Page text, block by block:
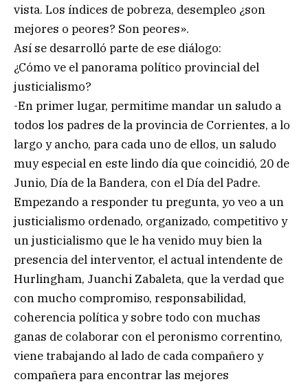
vista. Los índices de pobreza, desempleo ¿son
mejores o peores? Son peores».
Así se desarrolló parte de ese diálogo:
¿Cómo ve el panorama político provincial del
justicialismo?
-En primer lugar, permitime mandar un saludo a
todos los padres de la provincia de Corrientes, a lo
largo y ancho, para cada uno de ellos, un saludo
muy especial en este lindo día que coincidió, 20 de
Junio, Día de la Bandera, con el Día del Padre.
Empezando a responder tu pregunta, yo veo a un
justicialismo ordenado, organizado, competitivo y
un justicialismo que le ha venido muy bien la
presencia del interventor, el actual intendente de
Hurlingham, Juanchi Zabaleta, que la verdad que
con mucho compromiso, responsabilidad,
coherencia política y sobre todo con muchas
ganas de colaborar con el peronismo correntino,
viene trabajando al lado de cada compañero y
compañera para encontrar las mejores